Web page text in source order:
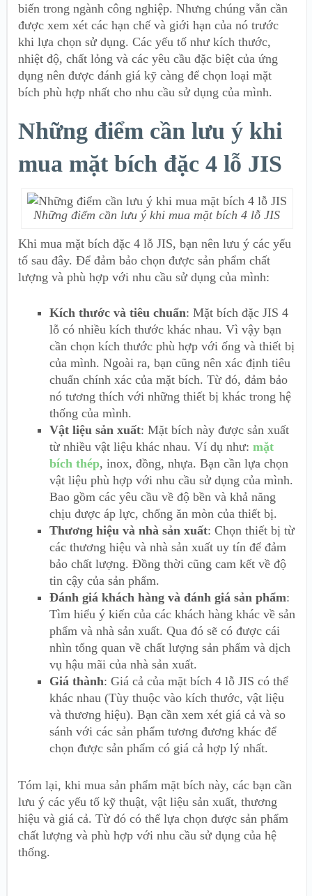
biến trong ngành công nghiệp. Nhưng chúng vẫn cần
được xem xét các hạn chế và giới hạn của nó trước
khi lựa chọn sử dụng. Các yếu tố như kích thước,
nhiệt độ, chất lỏng và các yêu cầu đặc biệt của ứng
dụng nên được đánh giá kỹ càng để chọn loại mặt
bích phù hợp nhất cho nhu cầu sử dụng của mình.
Những điểm cần lưu ý khi
mua mặt bích đặc 4 lỗ JIS
Những điểm cần lưu ý khi mua mặt bích 4 lỗ JIS
Khi mua mặt bích đặc 4 lỗ JIS, bạn nên lưu ý các yếu
tố sau đây. Để đảm bảo chọn được sản phẩm chất
lượng và phù hợp với nhu cầu sử dụng của mình:
Kích thước và tiêu chuẩn: Mặt bích đặc JIS 4
lỗ có nhiều kích thước khác nhau. Vì vậy bạn
cần chọn kích thước phù hợp với ống và thiết bị
của mình. Ngoài ra, bạn cũng nên xác định tiêu
chuẩn chính xác của mặt bích. Từ đó, đảm bảo
nó tương thích với những thiết bị khác trong hệ
thống của mình.
Vật liệu sản xuất: Mặt bích này được sản xuất
từ nhiều vật liệu khác nhau. Ví dụ như: mặt
bích thép, inox, đồng, nhựa. Bạn cần lựa chọn
vật liệu phù hợp với nhu cầu sử dụng của mình.
Bao gồm các yêu cầu về độ bền và khả năng
chịu được áp lực, chống ăn mòn của thiết bị.
Thương hiệu và nhà sản xuất: Chọn thiết bị từ
các thương hiệu và nhà sản xuất uy tín để đảm
bảo chất lượng. Đồng thời cũng cam kết về độ
tin cậy của sản phẩm.
Đánh giá khách hàng và đánh giá sản phẩm:
Tìm hiểu ý kiến của các khách hàng khác về sản
phẩm và nhà sản xuất. Qua đó sẽ có được cái
nhìn tổng quan về chất lượng sản phẩm và dịch
vụ hậu mãi của nhà sản xuất.
Giá thành: Giá cả của mặt bích 4 lỗ JIS có thể
khác nhau (Tùy thuộc vào kích thước, vật liệu
và thương hiệu). Bạn cần xem xét giá cả và so
sánh với các sản phẩm tương đương khác để
chọn được sản phẩm có giá cả hợp lý nhất.
Tóm lại, khi mua sản phẩm mặt bích này, các bạn cần
lưu ý các yếu tố kỹ thuật, vật liệu sản xuất, thương
hiệu và giá cả. Từ đó có thể lựa chọn được sản phẩm
chất lượng và phù hợp với nhu cầu sử dụng của hệ
thống.